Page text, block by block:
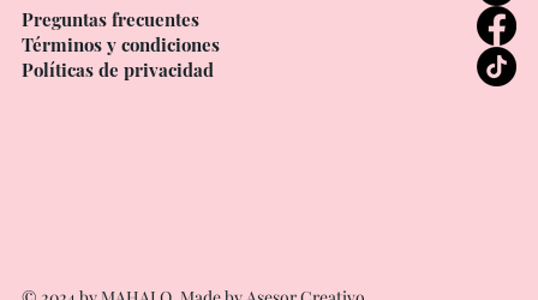
Preguntas frecuentes
Términos y condiciones
Políticas de privacidad